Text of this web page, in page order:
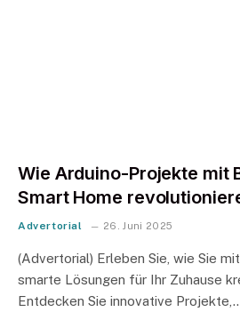
Wie Arduino-Projekte mit
Smart Home
Advertorial 26. Juni 2025
(Advertorial) Erleben Sie, wie Sie
smarte Lösungen für Ihr Zuhause
Entdecken Sie innovative